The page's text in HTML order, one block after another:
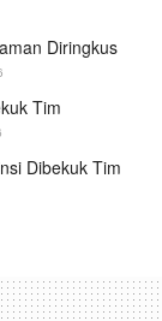
Diringkus
Tim
Dibekuk Tim